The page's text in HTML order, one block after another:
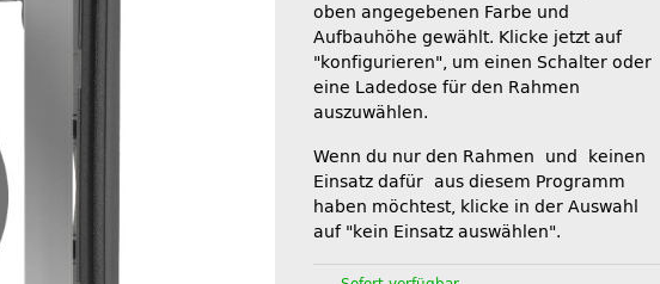
oben angegebenen Farbe und
Aufbauhöhe gewählt. Klicke jetzt auf
"konfigurieren", um einen Schalter oder
eine Ladedose für den Rahmen
auszuwählen.
Wenn du nur den Rahmen und keinen
Einsatz dafür aus diesem Programm
haben möchtest, klicke in der Auswahl
auf "kein Einsatz auswählen".